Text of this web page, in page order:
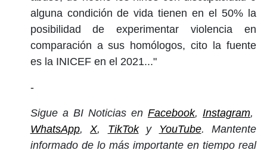
alguna condición de vida tienen en el 50% la
posibilidad de experimentar violencia en
comparación a sus homólogos, cito la fuente
es la INICEF en el 2021..."
-
Sigue a BI Noticias en Facebook, Instagram,
WhatsApp,X, TikToky YouTube. Mantente
informado de lo más importante en tiempo real